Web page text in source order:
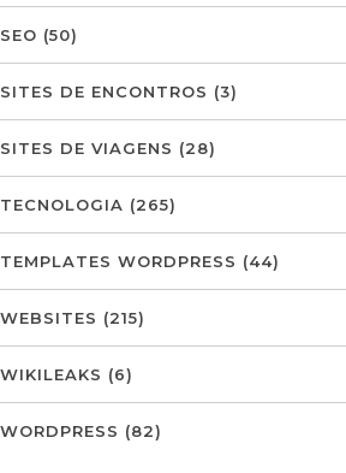
SEO (50)
SITES DE ENCONTROS (3)
SITES DE VIAGENS (28)
TECNOLOGIA (265)
TEMPLATES WORDPRESS (44)
WEBSITES (215)
WIKILEAKS (6)
WORDPRESS (82)